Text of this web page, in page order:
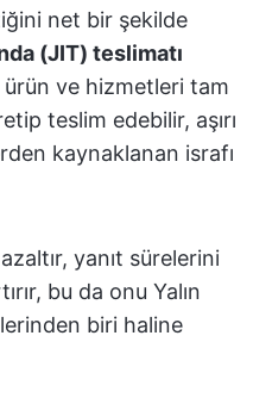
net bir şekilde
(JIT) teslimatı
ürün ve hizmetleri tam
teslim edebilir, aşırı
kaynaklanan israfı
yanıt sürelerini
bu da onu Yalın
biri haline